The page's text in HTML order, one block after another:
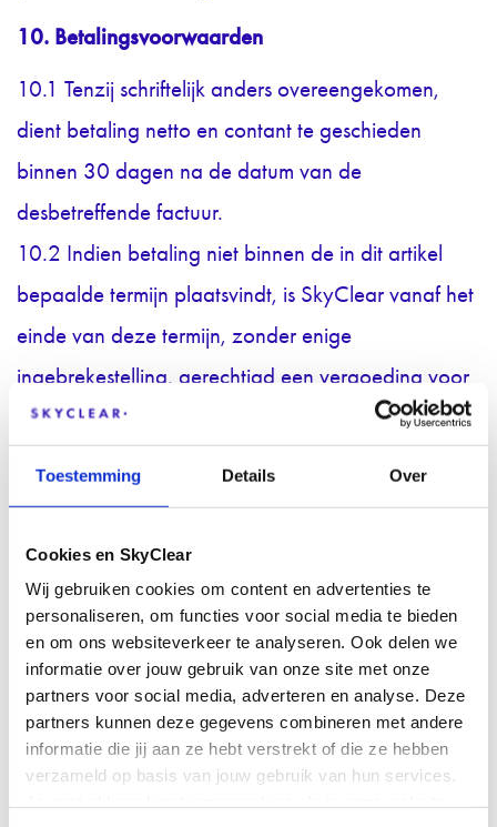
Toestemming Details Over
Cookies en SkyClear
Wij gebruiken cookies om content en advertenties te
personaliseren, om functies voor social media te bieden
en om ons websiteverkeer te analyseren. Ook delen we
informatie over jouw gebruik van onze site met onze
partners voor social media, adverteren en analyse. Deze
partners kunnen deze gegevens combineren met andere
informatie die jij aan ze hebt verstrekt of die ze hebben
verzameld op basis van jouw gebruik van hun services.
10. Betalingsvoorwaarden
10.1 Tenzij schriftelijk anders overeengekomen,
dient betaling netto en contant te geschieden
binnen 30 dagen na de datum van de
desbetreffende factuur.
10.2 Indien betaling niet binnen de in dit artikel
bepaalde termijn plaatsvindt, is SkyClear vanaf het
einde van deze termijn, zonder enige
ingebrekestelling, gerechtigd een vergoeding voor
renteverlies in rekening te brengen, berekend tegen
hoger - over het openstaande bedrag op dat
10.3 Naast de koopprijs en rente is SkyClear ook
gerechtigd om alle incassokosten, zowel
gerechtelijke als buitengerechtelijke kosten,
veroorzaakt door niet-betaling, te vorderen van de
opdrachtgever. Buitengerechtelijke incassokosten
komen voor rekening van de opdrachtgever voor